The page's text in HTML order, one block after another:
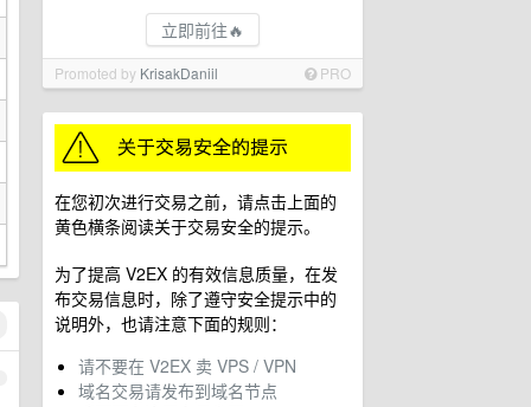
立即前往🔥
Promoted by KrisakDaniil PRO
在您初次进行交易之前，请点击上面的
黄色横条阅读关于交易安全的提示。
为了提高 V2EX 的有效信息质量，在发
布交易信息时，除了遵守安全提示中的
说明外，也请注意下面的规则：
请不要在 V2EX 卖 VPS / VPN
域名交易请发布到域名节点